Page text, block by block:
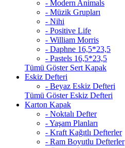
- Modern Animals
- Müzik Grupları
- Nihi
- Positive Life
- William Morris
- Daphne 16,5*23,5
- Pastels 16,5*23,5
Tümü Göster Sert Kapak
Eskiz Defteri
- Beyaz Eskiz Defteri
Tümü Göster Eskiz Defteri
Karton Kapak
- Noktalı Defter
- Yaşam Planları
- Kraft Kağıtlı Defterler
- Ram Boyutlu Defterler